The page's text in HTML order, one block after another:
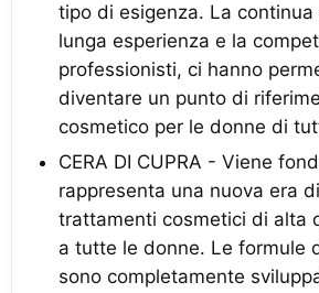
tipo di esigenza. La continua
lunga esperienza e la
professionisti, ci hanno
diventare un punto di
cosmetico per le donne di
CERA DI CUPRA - Viene
rappresenta una nuova era
trattamenti cosmetici di alta
a tutte le donne. Le formule
sono completamente